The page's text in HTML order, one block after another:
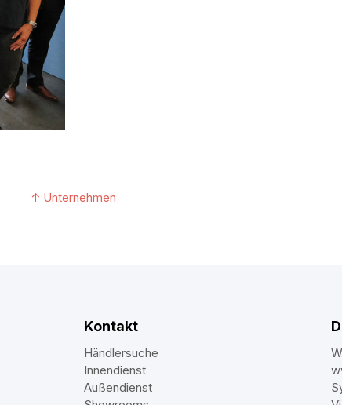
↑ Unternehmen
Kontakt
Händlersuche
Innendienst
Außendienst